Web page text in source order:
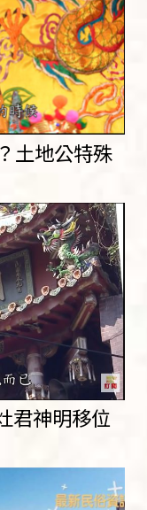
土地公特殊
君神明移位